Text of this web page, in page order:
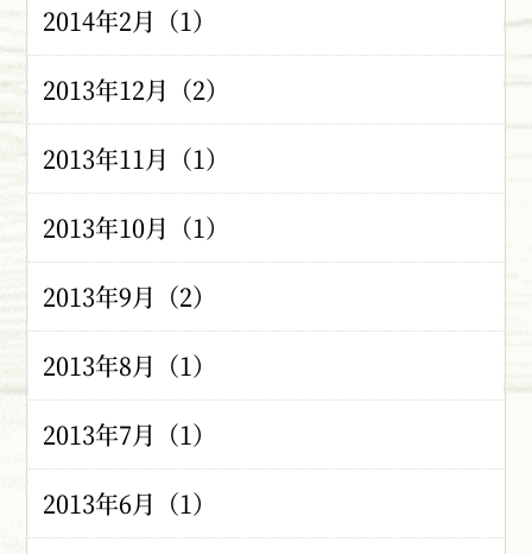
2014年2月（1）
2013年12月（2）
2013年11月（1）
2013年10月（1）
2013年9月（2）
2013年8月（1）
2013年7月（1）
2013年6月（1）